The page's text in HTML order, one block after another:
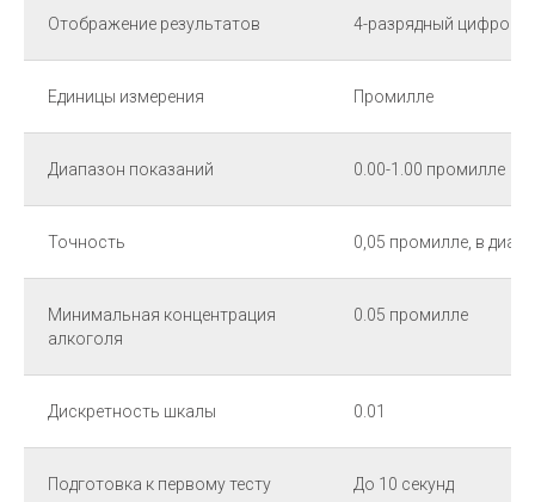
Отображение результатов 4-разрядный
Единицы измерения Промилле
Диапазон показаний 0.00-1.00 промилле
Точность 0,05 промилле, в
Минимальная концентрация
алкоголя
0.05 промилле
Дискретность шкалы 0.01
Подготовка к первому тесту До 10 секунд